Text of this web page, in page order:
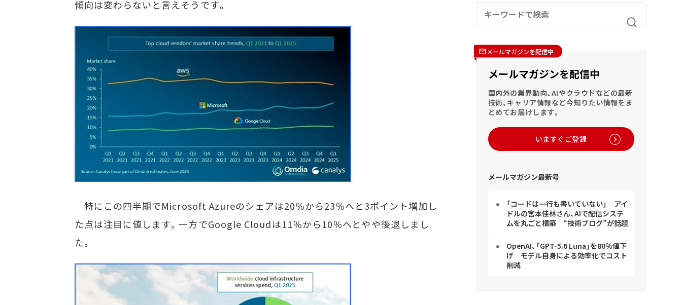
傾向は変わらないと言えそうです。
特にこの四半期でMicrosoft Azureのシェアは20％から23％へと3ポイント増加し
た点は注目に値します。一方でGoogle Cloudは11％から10％へとやや後退しまし
た。
メールマガジンを配信中
メールマガジンを配信中
国内外の業界動向、AIやクラウドなどの最新
技術、キャリア情報など今知りたい情報をま
とめてお届けします。
いますぐご登録
メールマガジン最新号
「コードは一行も書いていない」 アイ
ドルの宮本佳林さん、AIで配信システ
ムを丸ごと構築 “技術ブログ”が話題
OpenAI、「GPT-5.6 Luna」を80％値下
げ モデル自身による効率化でコスト
削減